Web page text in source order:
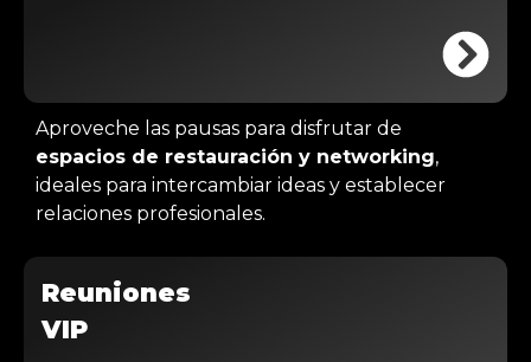
Aproveche las pausas para disfrutar de
espacios de restauración y networking,
ideales para intercambiar ideas y establecer
relaciones profesionales.
Reuniones
VIP